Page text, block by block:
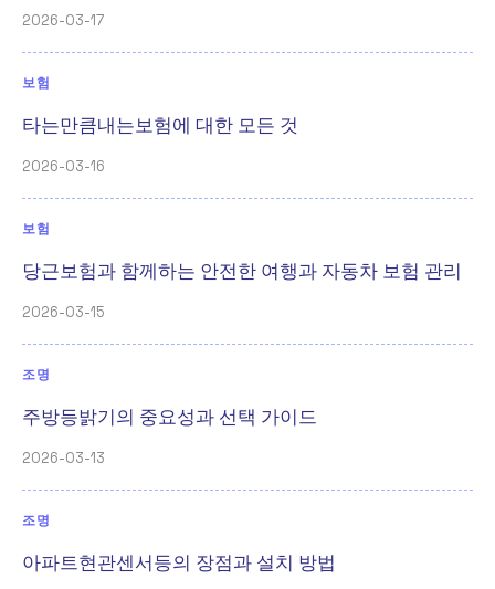
2026-03-17
보험
타는만큼내는보험에 대한 모든 것
2026-03-16
보험
당근보험과 함께하는 안전한 여행과 자동차 보험 관리
2026-03-15
조명
주방등밝기의 중요성과 선택 가이드
2026-03-13
조명
아파트현관센서등의 장점과 설치 방법